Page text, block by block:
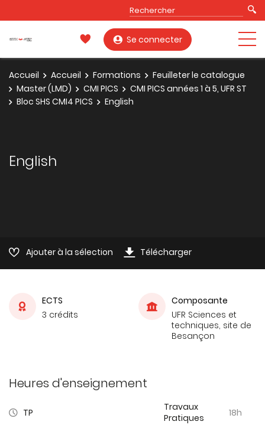
Se connecter
Accueil Accueil Formations
Feuilleter le catalogue
Master (LMD)
CMI PICS
CMI PICS années 1 à 5, UFR ST
Bloc SHS CMI4 PICS
English
English
Ajouter à la sélection Télécharger
ECTS
3 crédits
Composante
UFR Sciences et
techniques, site de
Besançon
Heures d'enseignement
TP
Travaux
Pratiques
18h